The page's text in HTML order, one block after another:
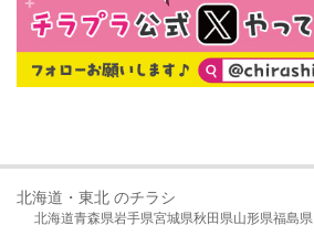
北海道・東北 のチラシ
北海道青森県岩手県宮城県秋田県山形県福島県